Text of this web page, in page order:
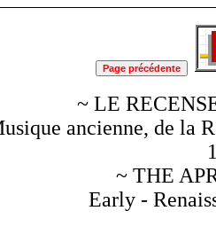
~ LE
ancienne, de la
~ THE
Early -